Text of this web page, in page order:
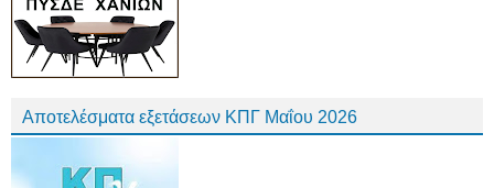
Αποτελέσματα εξετάσεων ΚΠΓ Μαΐου 2026